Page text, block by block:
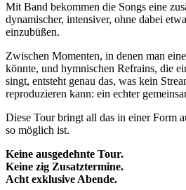
Mit Band bekommen die Songs eine
dynamischer, intensiver, ohne dabei
einzubüßen.
Zwischen Momenten, in denen man
könnte, und hymnischen Refrains, die
singt, entsteht genau das, was kein
reproduzieren kann: ein echter
Diese Tour bringt all das in einer Form
so möglich ist.
Keine ausgedehnte Tour.
Keine zig Zusatztermine.
Acht exklusive Abende.